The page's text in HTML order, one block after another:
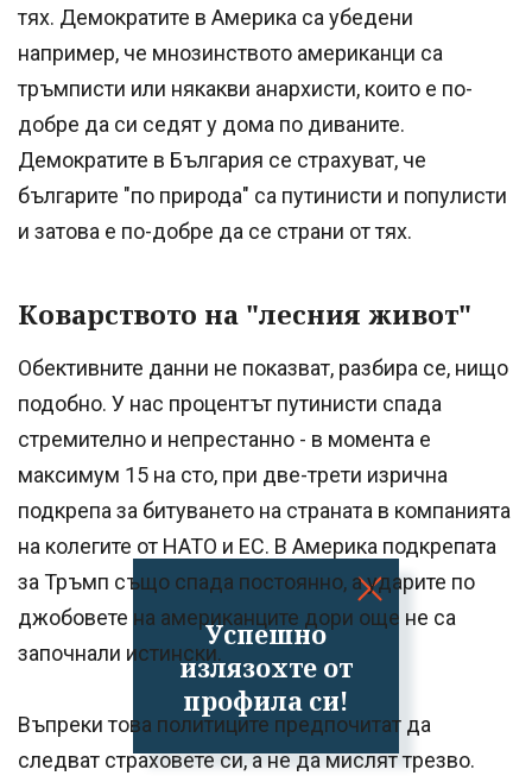
Успешно
излязохте от
профила си!
тях. Демократите в Америка са убедени
например, че мнозинството американци са
тръмписти или някакви анархисти, които е по-
добре да си седят у дома по диваните.
Демократите в България се страхуват, че
българите "по природа" са путинисти и популисти
и затова е по-добре да се страни от тях.
Коварството на "лесния живот"
Обективните данни не показват, разбира се, нищо
подобно. У нас процентът путинисти спада
стремително и непрестанно - в момента е
максимум 15 на сто, при две-трети изрична
подкрепа за битуването на страната в компанията
на колегите от НАТО и ЕС. В Америка подкрепата
за Тръмп също спада постоянно, а ударите по
джобовете на американците дори още не са
започнали истински.
Въпреки това политиците предпочитат да
следват страховете си, а не да мислят трезво.